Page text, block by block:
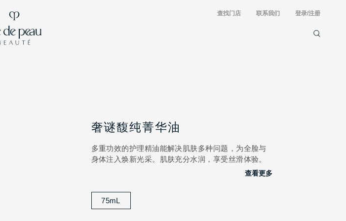
查找门店 联系我们 登录/注册
奢谜馥纯菁华油
多重功效的护理精油能解决肌肤多种问题，为全脸与
身体注入焕新光采。肌肤充分水润，享受丝滑体验。
查看更多
75mL